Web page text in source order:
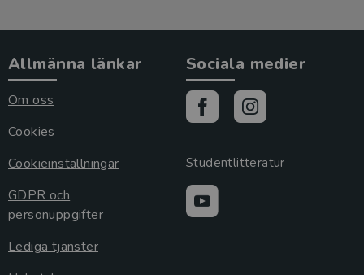
Allmänna länkar
Om oss
Cookies
Cookieinställningar
GDPR och
personuppgifter
Lediga tjänster
Sociala medier
Studentlitteratur